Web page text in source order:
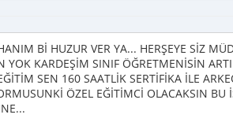
Bİ HUZUR VER YA... HERŞEYE SİZ
YOK KARDEŞİM SINIF ÖĞRETMENİSİN
SEN 160 SAATLİK SERTİFİKA İLE
ÖZEL EĞİTİMCİ OLACAKSIN